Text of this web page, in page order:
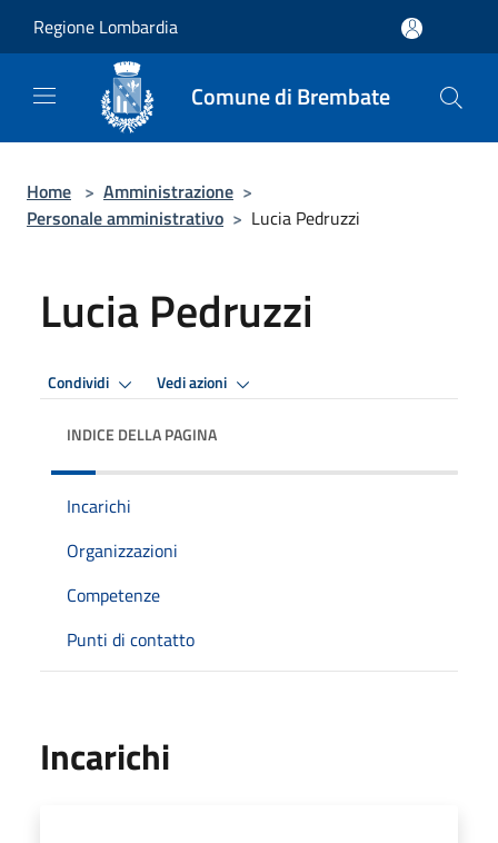
Regione Lombardia
Comune di Brembate
Home > Amministrazione >
Personale amministrativo > Lucia Pedruzzi
Lucia Pedruzzi
Condividi Vedi azioni
INDICE DELLA PAGINA
Incarichi
Organizzazioni
Competenze
Punti di contatto
Incarichi